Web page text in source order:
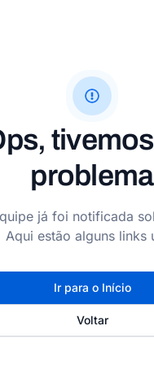
problema
já foi notificada
Aqui estão alguns links
Ir para o Início
Voltar